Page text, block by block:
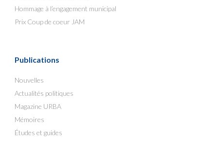
Hommage à l’engagement municipal
Prix Coup de coeur JAM
Publications
Nouvelles
Actualités politiques
Magazine URBA
Mémoires
Études et guides